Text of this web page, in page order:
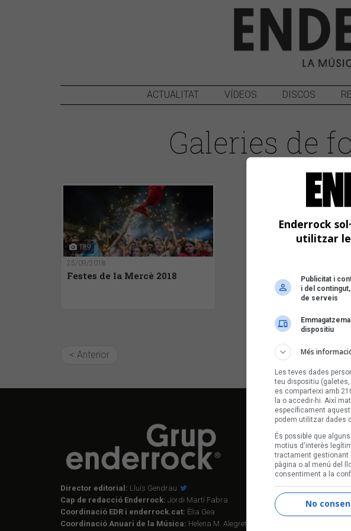
ACTUALITAT VÍDEOS DISCOS
Galeries de
189
25/09/2018
Festes de la Mercè 2018
< Anterior
Director editorial: Lluís Gendrau
Cap de redacció Enderrock: Jordi Martí Fabra
Coordinació EDR i enderrock.cat: Èlia Gea
Coordinació Anuari de la Música: Helena M. Alegret
Enderrock
utilitzar
Publicitat i
i del
de serveis
dispositiu
Més
Les teves dades
teu dispositiu
es comparteixi amb
la o accedir-hi. Així
específicament
podem utilitzar dades
És possible que
motius d'interès
tractament gestionant
pàgina o al menú del
consentiment a la
No